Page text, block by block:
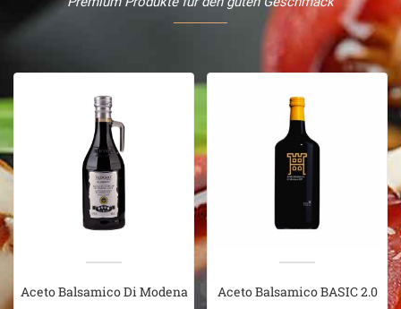
Aceto Balsamico Di Modena
Aceto Balsamico BASIC 2.0